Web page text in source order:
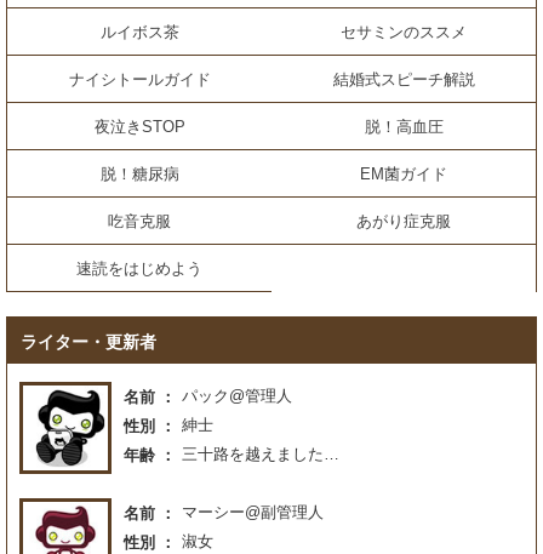
ルイボス茶 セサミンのススメ
ナイシトールガイド 結婚式スピーチ解説
夜泣きSTOP 脱！高血圧
脱！糖尿病 EM菌ガイド
吃音克服 あがり症克服
速読をはじめよう
ライター・更新者
名前
パック@管理人
性別
紳士
年齢
三十路を越えました…
名前
マーシー@副管理人
性別
淑女